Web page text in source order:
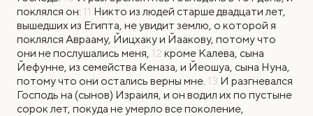
поклялся он: 11 Никто из людей старше двадцати лет,
вышедших из Египта, не увидит землю, о которой я
поклялся Аврааму, Йицхаку и Йаакову, потому что
они не послушались меня, 12 кроме Калева, сына
Йефунне, из семейства Кеназа, и Йеошуа, сына Нуна,
потому что они остались верны мне. 13 И разгневался
Господь на (сынов) Израиля, и он водил их по пустыне
сорок лет, покуда не умерло все поколение,